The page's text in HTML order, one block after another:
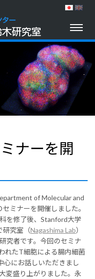
ナーを開
of Molecular and
ミナーを開催しました。
を修了後、Stanford大学
研究室（Nagashima Lab）
究者です。今回のセミナ
れたT細胞による腸内細菌
心にお話しいただきまし
変盛り上がりました。永